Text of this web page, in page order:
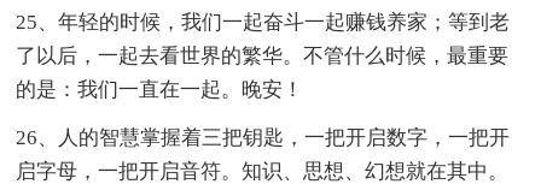
25、年轻的时候，我们一起奋斗一起赚钱养家；等到老
了以后，一起去看世界的繁华。不管什么时候，最重要
的是：我们一直在一起。晚安！
26、人的智慧掌握着三把钥匙，一把开启数字，一把开
启字母，一把开启音符。知识、思想、幻想就在其中。